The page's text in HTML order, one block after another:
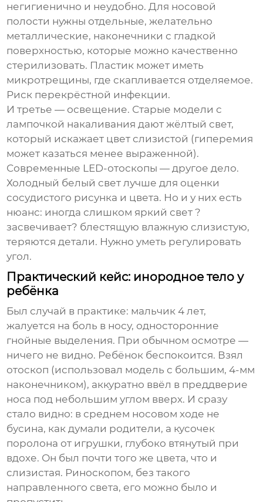
негигиенично и неудобно. Для носовой
полости нужны отдельные, желательно
металлические, наконечники с гладкой
поверхностью, которые можно качественно
стерилизовать. Пластик может иметь
микротрещины, где скапливается отделяемое.
Риск перекрёстной инфекции.
И третье — освещение. Старые модели с
лампочкой накаливания дают жёлтый свет,
который искажает цвет слизистой (гиперемия
может казаться менее выраженной).
Современные LED-отоскопы — другое дело.
Холодный белый свет лучше для оценки
сосудистого рисунка и цвета. Но и у них есть
нюанс: иногда слишком яркий свет ?
засвечивает? блестящую влажную слизистую,
теряются детали. Нужно уметь регулировать
угол.
Практический кейс: инородное тело у
ребёнка
Был случай в практике: мальчик 4 лет,
жалуется на боль в носу, односторонние
гнойные выделения. При обычном осмотре —
ничего не видно. Ребёнок беспокоится. Взял
отоскоп (использовал модель с большим, 4-мм
наконечником), аккуратно ввёл в преддверие
носа под небольшим углом вверх. И сразу
стало видно: в среднем носовом ходе не
бусина, как думали родители, а кусочек
поролона от игрушки, глубоко втянутый при
вдохе. Он был почти того же цвета, что и
слизистая. Риноскопом, без такого
направленного света, его можно было и